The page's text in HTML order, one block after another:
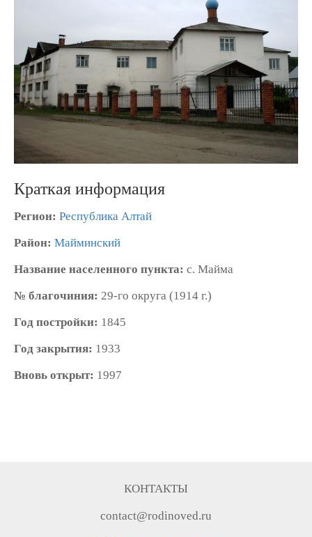
Краткая информация
Регион: Республика Алтай
Район: Майминский
Название населенного пункта: с. Майма
№ благочиния: 29-го округа (1914 г.)
Год постройки: 1845
Год закрытия: 1933
Вновь открыт: 1997
КОНТАКТЫ
contact@rodinoved.ru